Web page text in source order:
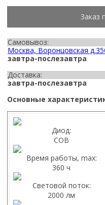
Заказ
Самовывоз:
Москва, Воронцовская
завтра-послезавтра
Доставка:
завтра-послезавтра
Основные
Диод:
COB
Время работы, max:
360 ч
Световой поток:
2000 лм